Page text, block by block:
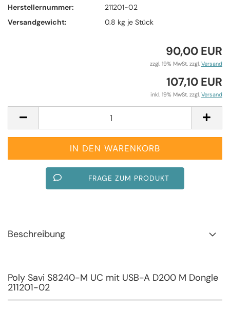
Herstellernummer:
211201-02
Versandgewicht:
0.8 kg je Stück
90,00 EUR
zzgl. 19% MwSt. zzgl. Versand
107,10 EUR
inkl. 19% MwSt. zzgl. Versand
FRAGE ZUM PRODUKT
Beschreibung
Poly Savi S8240-M UC mit USB-A D200 M Dongle
211201-02